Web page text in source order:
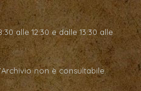
alle 12:30 e dalle 13:30 alle
non è consultabile.